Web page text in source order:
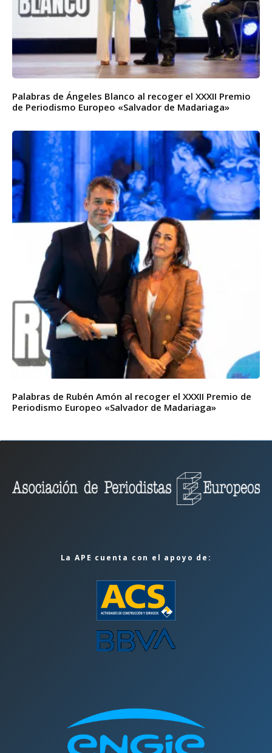
Palabras de Ángeles Blanco al recoger el XXXII Premio
de Periodismo Europeo «Salvador de Madariaga»
Palabras de Rubén Amón al recoger el XXXII Premio de
Periodismo Europeo «Salvador de Madariaga»
La APE cuenta con el apoyo de: